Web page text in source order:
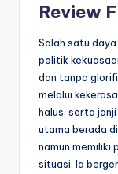
Review
Salah satu
politik
dan tanpa
melalui
halus, serta
utama berada
namun memiliki
situasi. Ia